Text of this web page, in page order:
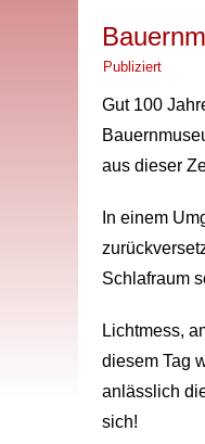
Publiziert
Gut 100
aus dieser
In einem
Schlafraum
Lichtmess,
diesem Tag
anlässlich
sich!